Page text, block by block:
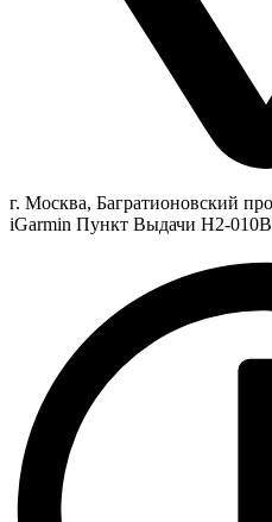
г. Москва, Багратионовский
iGarmin Пункт Выдачи Н2-010В